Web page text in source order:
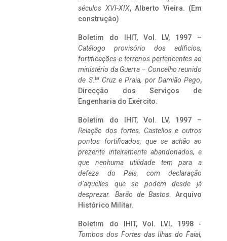
séculos XVI-XIX, Alberto Vieira. (Em
construção)
Boletim do IHIT, Vol. LV, 1997 –
Catálogo provisório dos edificios,
fortificações e terrenos pertencentes ao
ministério da Guerra – Concelho reunido
de S. ta Cruz e Praia, por Damião Pego,
Direcção dos Serviços de
Engenharia do Exército.
Boletim do IHIT, Vol. LV, 1997 –
Relação dos fortes, Castellos e outros
pontos fortificados, que se achão ao
prezente inteiramente abandonados, e
que nenhuma utilidade tem para a
defeza do Pais, com declaração
d’aquelles que se podem desde já
desprezar. Barão de Bastos. Arquivo
Histórico Militar.
Boletim do IHIT, Vol. LVI, 1998 -
Tombos dos Fortes das Ilhas do Faial,